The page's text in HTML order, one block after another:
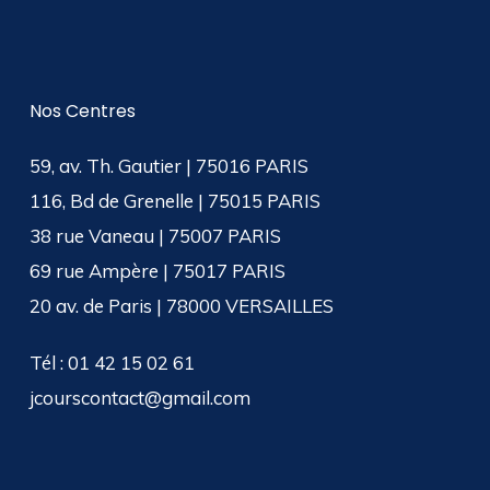
Nos Centres
59, av. Th. Gautier | 75016 PARIS
116, Bd de Grenelle | 75015 PARIS
38 rue Vaneau | 75007 PARIS
69 rue Ampère | 75017 PARIS
20 av. de Paris | 78000 VERSAILLES
Tél : 01 42 15 02 61
jcourscontact@gmail.com